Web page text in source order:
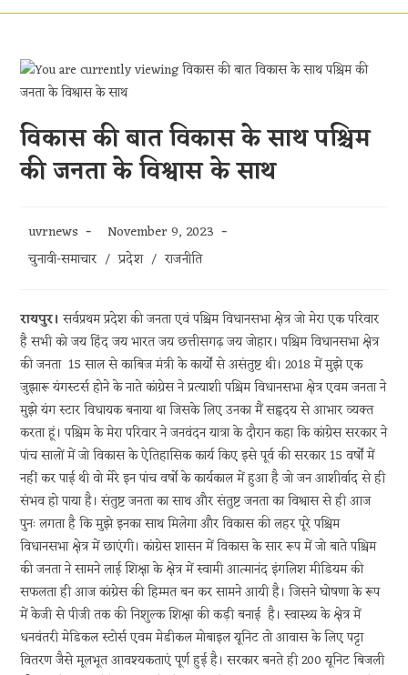
विकास की बात विकास के साथ पश्चिम
की जनता के विश्वास के साथ
Post
author:
uvrnews
Post
published:
November 9, 2023
Post
चुनावी-समाचार / प्रदेश / राजनीति
रायपुर।सर्वप्रथम प्रदेश की जनता एवं पश्चिम विधानसभा क्षेत्र जो मेरा एक परिवार
है सभी को जय हिंद जय भारत जय छत्तीसगढ़ जय जोहार। पश्चिम विधानसभा क्षेत्र
की जनता 15 साल से काबिज मंत्री के कार्यों से असंतुष्ट थी। 2018 में मुझे एक
जुझारू यंगस्टर्स होने के नाते कांग्रेस ने प्रत्याशी पश्चिम विधानसभा क्षेत्र एवम जनता ने
मुझे यंग स्टार विधायक बनाया था जिसके लिए उनका मैं सहृदय से आभार व्यक्त
करता हूं। पश्चिम के मेरा परिवार ने जनवंदन यात्रा के दौरान कहा कि कांग्रेस सरकार ने
पांच सालों में जो विकास के ऐतिहासिक कार्य किए इसे पूर्व की सरकार 15 वर्षों में
नहीं कर पाई थी वो मेरे इन पांच वर्षो के कार्यकाल में हुआ है जो जन आशीर्वाद से ही
संभव हो पाया है। संतुष्ट जनता का साथ और संतुष्ट जनता का विश्वास से ही आज
पुनः लगता है कि मुझे इनका साथ मिलेगा और विकास की लहर पूरे पश्चिम
विधानसभा क्षेत्र में छाएंगी। कांग्रेस शासन में विकास के सार रूप में जो बाते पश्चिम
की जनता ने सामने लाई शिक्षा के क्षेत्र में स्वामी आत्मानंद इंगलिश मीडियम की
सफलता ही आज कांग्रेस की हिम्मत बन कर सामने आयी है। जिसने घोषणा के रूप
में केजी से पीजी तक की निशुल्क शिक्षा की कड़ी बनाई है। स्वास्थ्य के क्षेत्र में
धनवंतरी मेडिकल स्टोर्स एवम मेडीकल मोबाइल यूनिट तो आवास के लिए पट्टा
वितरण जैसे मूलभूत आवश्यकताएं पूर्ण हुई है। सरकार बनते ही 200 यूनिट बिजली